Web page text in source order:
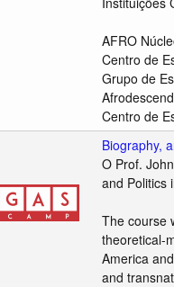
AFRO
Centro de
Grupo de
Centro de
Biography,
O Prof.
and Politics
The course
theoretical-
America
and